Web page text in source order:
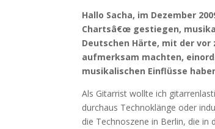
Hallo Sacha, im Dezember
Chartsâ€œ gestiegen,
Deutschen Härte, mit der vor
aufmerksam machten,
musikalischen Einflüsse
Als Gitarrist wollte ich
durchaus Technoklänge oder
die Technoszene in Berlin, die